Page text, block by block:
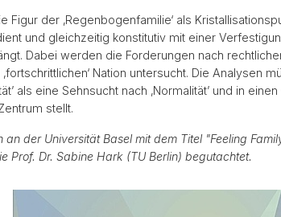
Figur der ‚Regenbogenfamilie‘ als
und gleichzeitig konstitutiv mit einer
Dabei werden die Forderungen nach
‚fortschrittlichen‘ Nation untersucht. Die
als eine Sehnsucht nach ‚Normalität’ und in
stellt.
an der Universität Basel mit dem Titel "Feeling
Prof. Dr. Sabine Hark (TU Berlin) begutachtet.